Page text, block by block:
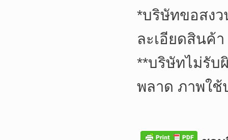
*บริษัทขอสงว
ละเอียดสินค้
**บริษัทไม่รับ
พลาด ภาพใ